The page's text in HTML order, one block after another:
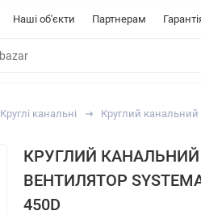
Наші об'єкти Партнерам
Круглі канальні Круглий канальний
КРУГЛИЙ КАНАЛЬНИЙ
ВЕНТИЛЯТОР
450D